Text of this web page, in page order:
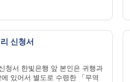
신청서
청서 한빛은행 앞 본인은 귀행과
있어서 별도로 수령한 「무역